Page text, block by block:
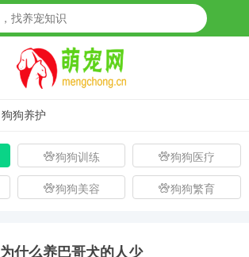
狗狗养护
狗狗训练 狗狗医疗
狗狗美容 狗狗繁育
为什么养巴哥犬的人少